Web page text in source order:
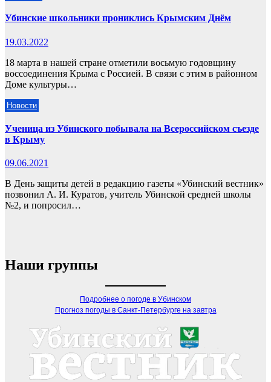
Убинские школьники прониклись Крымским Днём
19.03.2022
18 марта в нашей стране отметили восьмую годовщину
воссоединения Крыма с Россией. В связи с этим в районном
Доме культуры…
Новости
Ученица из Убинского побывала на Всероссийском съезде
в Крыму
09.06.2021
В День защиты детей в редакцию газеты «Убинский вестник»
позвонил А. И. Куратов, учитель Убинской средней школы
№2, и попросил…
Наши группы
Подробнее о погоде в Убинском
Прогноз погоды в Санкт-Петербурге на завтра